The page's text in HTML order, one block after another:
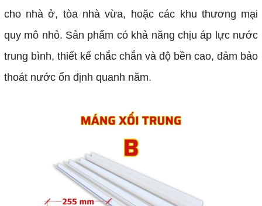
cho nhà ở, tòa nhà vừa, hoặc các khu thương mại
quy mô nhỏ. Sản phẩm có khả năng chịu áp lực nước
trung bình, thiết kế chắc chắn và độ bền cao, đảm bảo
thoát nước ổn định quanh năm.